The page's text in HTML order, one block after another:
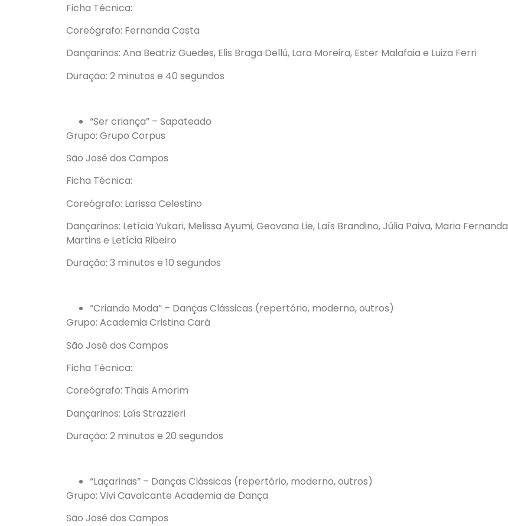
Ficha Técnica:
Coreógrafo: Fernanda Costa
Dançarinos: Ana Beatriz Guedes, Elis Braga Dellú, Lara Moreira, Ester Malafaia e Luiza Ferri
Duração: 2 minutos e 40 segundos
“Ser criança” – Sapateado
Grupo: Grupo Corpus
São José dos Campos
Ficha Técnica:
Coreógrafo: Larissa Celestino
Dançarinos: Letícia Yukari, Melissa Ayumi, Geovana Lie, Laís Brandino, Júlia Paiva, Maria Fernanda
Martins e Letícia Ribeiro
Duração: 3 minutos e 10 segundos
“Criando Moda” – Danças Clássicas (repertório, moderno, outros)
Grupo: Academia Cristina Cará
São José dos Campos
Ficha Técnica:
Coreógrafo: Thais Amorim
Dançarinos: Laís Strazzieri
Duração: 2 minutos e 20 segundos
“Laçarinas” – Danças Clássicas (repertório, moderno, outros)
Grupo: Vivi Cavalcante Academia de Dança
São José dos Campos